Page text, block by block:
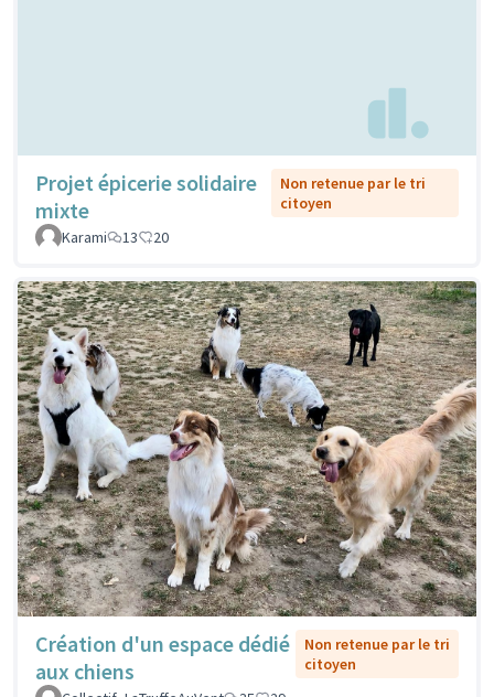
Projet épicerie solidaire
mixte
Non retenue par le tri
citoyen
Karami
13 20
Création d'un espace dédié
aux chiens
Non retenue par le tri
citoyen